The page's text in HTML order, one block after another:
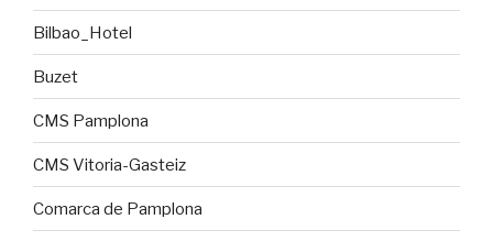
Bilbao_Hotel
Buzet
CMS Pamplona
CMS Vitoria-Gasteiz
Comarca de Pamplona